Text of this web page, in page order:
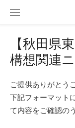
【秋田県
構想関連
ご提供ありがとう
下記フォーマット
て内容をご確認の